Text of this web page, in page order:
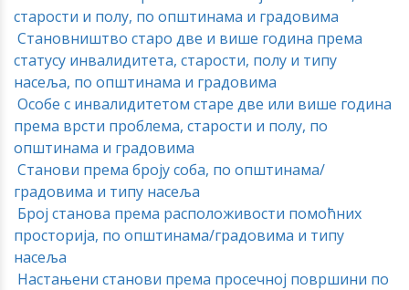
старости и полу, по општинама и градовима
Становништво старо две и више година према
статусу инвалидитета, старости, полу и типу
насеља, по општинама и градовима
Oсобе с инвалидитетом старе две или више година
према врсти проблема, старости и полу, по
општинама и градовима
Станови према броју соба, по општинама/
градовима и типу насеља
Број станова према расположивости помоћних
просторија, по општинама/градовима и типу
насеља
Настањени станови према просечној површини по